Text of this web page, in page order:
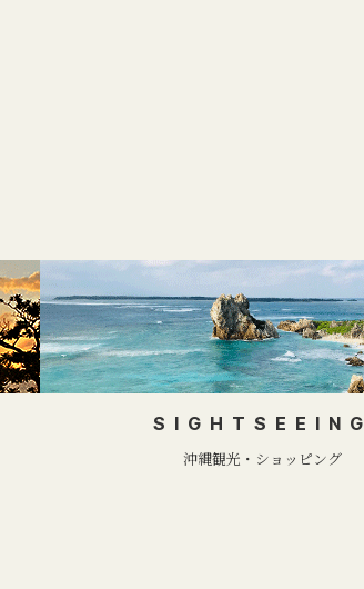
SIGHTSEEING
沖縄観光・ショッピング